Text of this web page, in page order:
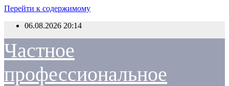
Перейти к содержимому
06.08.2026 20:14
Частное
профессиональное